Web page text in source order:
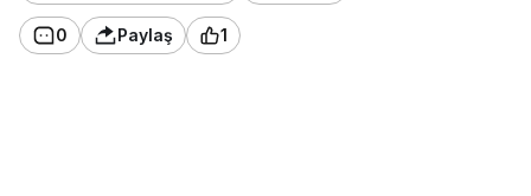
0 Paylaş 1